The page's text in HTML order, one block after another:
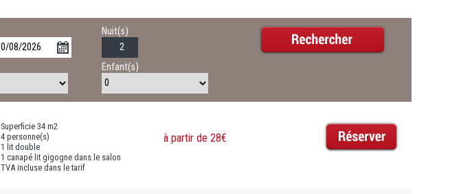
Nuit(s)
Enfant(s)
Superficie 34 m2
4 personne(s)
1 lit double
1 canapé lit gigogne dans le salon
TVA incluse dans le tarif
à partir de 28€